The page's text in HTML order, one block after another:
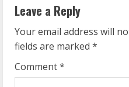
u
e
R
Leave a Reply
Your email address will
fields are marked *
Comment*